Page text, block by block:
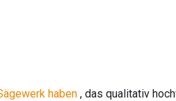
haben , das qualitativ